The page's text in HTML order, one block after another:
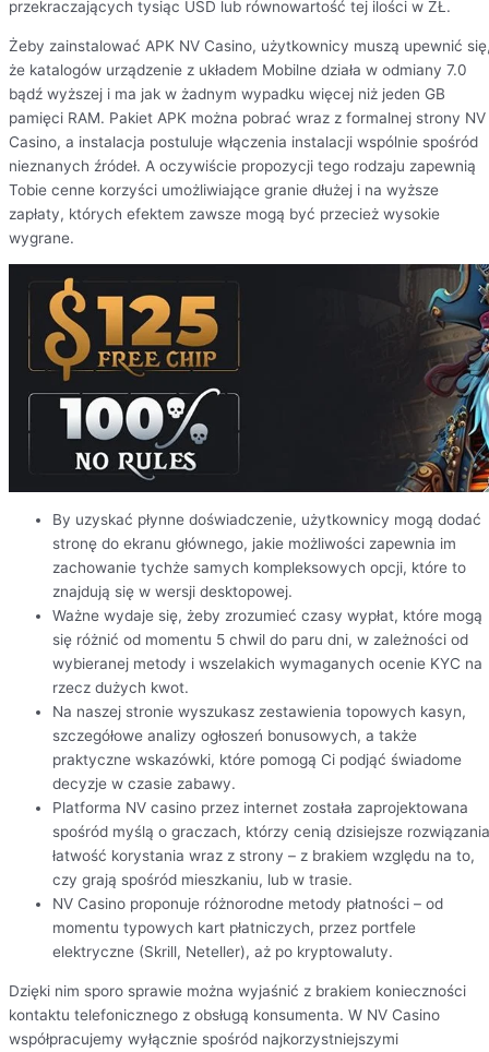
przekraczających tysiąc USD lub równowartość tej ilości w ZŁ.
Żeby zainstalować APK NV Casino, użytkownicy muszą upewnić
że katalogów urządzenie z układem Mobilne działa w odmiany 7.0
bądź wyższej i ma jak w żadnym wypadku więcej niż jeden GB
pamięci RAM. Pakiet APK można pobrać wraz z formalnej strony NV
Casino, a instalacja postuluje włączenia instalacji wspólnie spośród
nieznanych źródeł. A oczywiście propozycji tego rodzaju zapewnią
Tobie cenne korzyści umożliwiające granie dłużej i na wyższe
zapłaty, których efektem zawsze mogą być przecież wysokie
wygrane.
By uzyskać płynne doświadczenie, użytkownicy mogą dodać
stronę do ekranu głównego, jakie możliwości zapewnia im
zachowanie tychże samych kompleksowych opcji, które to
znajdują się w wersji desktopowej.
Ważne wydaje się, żeby zrozumieć czasy wypłat, które mogą
się różnić od momentu 5 chwil do paru dni, w zależności od
wybieranej metody i wszelakich wymaganych ocenie KYC na
rzecz dużych kwot.
Na naszej stronie wyszukasz zestawienia topowych kasyn,
szczegółowe analizy ogłoszeń bonusowych, a także
praktyczne wskazówki, które pomogą Ci podjąć świadome
decyzje w czasie zabawy.
Platforma NV casino przez internet została zaprojektowana
spośród myślą o graczach, którzy cenią dzisiejsze
łatwość korystania wraz z strony – z brakiem względu na to,
czy grają spośród mieszkaniu, lub w trasie.
NV Casino proponuje różnorodne metody płatności – od
momentu typowych kart płatniczych, przez portfele
elektryczne (Skrill, Neteller), aż po kryptowaluty.
Dzięki nim sporo sprawie można wyjaśnić z brakiem konieczności
kontaktu telefonicznego z obsługą konsumenta. W NV Casino
współpracujemy wyłącznie spośród najkorzystniejszymi